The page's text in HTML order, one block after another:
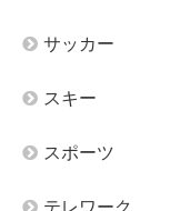
サッカー
スキー
スポーツ
テレワーク